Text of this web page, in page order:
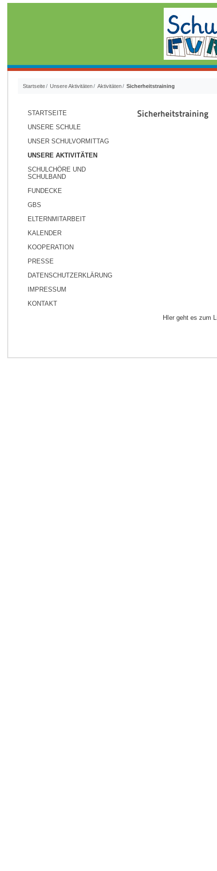
Startseite Unsere Aktivitäten Aktivitäten Sicherheitstraining
STARTSEITE
UNSERE SCHULE
UNSER SCHULVORMITTAG
UNSERE AKTIVITÄTEN
SCHULCHÖRE UND
SCHULBAND
FUNDECKE
GBS
ELTERNMITARBEIT
KALENDER
KOOPERATION
PRESSE
DATENSCHUTZERKLÄRUNG
IMPRESSUM
KONTAKT
Sicherheitstraining
HIer geht es zum